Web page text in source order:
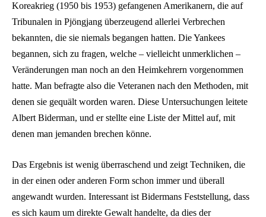
Koreakrieg (1950 bis 1953) gefangenen Amerikanern, die auf
Tribunalen in Pjöngjang überzeugend allerlei Verbrechen
bekannten, die sie niemals begangen hatten. Die Yankees
begannen, sich zu fragen, welche – vielleicht unmerklichen –
Veränderungen man noch an den Heimkehrern vorgenommen
hatte. Man befragte also die Veteranen nach den Methoden, mit
denen sie gequält worden waren. Diese Untersuchungen leitete
Albert Biderman, und er stellte eine Liste der Mittel auf, mit
denen man jemanden brechen könne.
Das Ergebnis ist wenig überraschend und zeigt Techniken, die
in der einen oder anderen Form schon immer und überall
angewandt wurden. Interessant ist Bidermans Feststellung, dass
es sich kaum um direkte Gewalt handelte, da dies der